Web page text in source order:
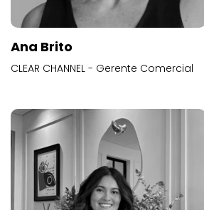
Ana Brito
CLEAR CHANNEL - Gerente Comercial